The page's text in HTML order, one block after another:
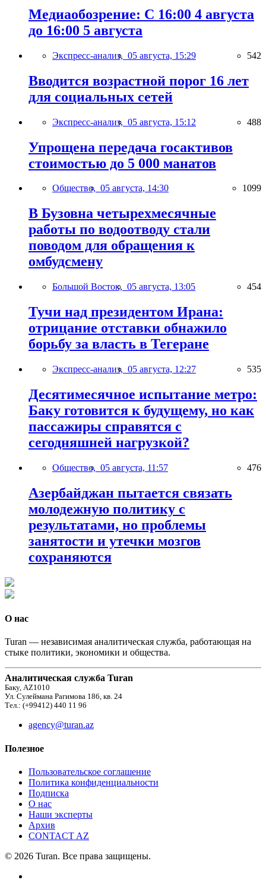
Медиаобозрение: С 16:00 4 августа
до 16:00 5 августа
Экспресс-анализ, 05 августа, 15:29 542
Вводится возрастной порог 16 лет
для социальных сетей
Экспресс-анализ, 05 августа, 15:12 488
Упрощена передача госактивов
стоимостью до 5 000 манатов
Общество, 05 августа, 14:30 1099
В Бузовна четырехмесячные
работы по водоотводу стали
поводом для обращения к
омбудсмену
Большой Восток, 05 августа, 13:05 454
Тучи над президентом Ирана:
отрицание отставки обнажило
борьбу за власть в Тегеране
Экспресс-анализ, 05 августа, 12:27 535
Десятимесячное испытание метро:
Баку готовится к будущему, но как
пассажиры справятся с
сегодняшней нагрузкой?
Общество, 05 августа, 11:57 476
Азербайджан пытается связать
молодежную политику с
результатами, но проблемы
занятости и утечки мозгов
сохраняются
О нас
Turan — независимая аналитическая служба, работающая на
стыке политики, экономики и общества.
Аналитическая служба Turan
Баку, AZ1010
Ул. Сулеймана Рагимова 186, кв. 24
Тел.: (+99412) 440 11 96
agency@turan.az
Полезное
Пользовательское соглашение
Политика конфиденциальности
Подписка
О нас
Наши эксперты
Архив
CONTACT AZ
© 2026 Turan. Все права защищены.